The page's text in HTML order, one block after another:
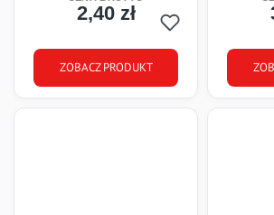
Cena
2,40 zł
ZOBACZ PRODUKT